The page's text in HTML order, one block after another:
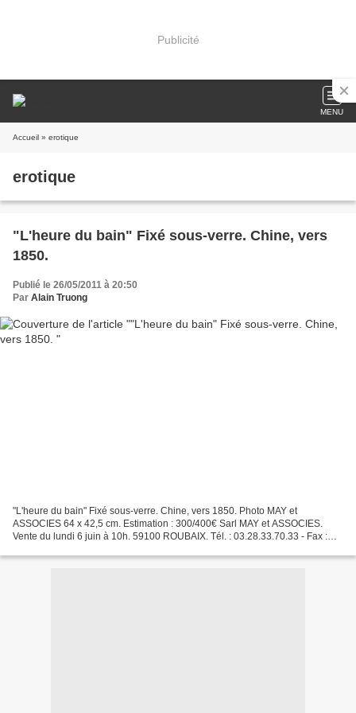
Publicité
MENU
Accueil » erotique
erotique
"L'heure du bain" Fixé sous-verre. Chine, vers
1850.
Publié le 26/05/2011 à 20:50
Par Alain Truong
"L'heure du bain" Fixé sous-verre. Chine, vers 1850. Photo MAY et
ASSOCIES 64 x 42,5 cm. Estimation : 300/400€ Sarl MAY et ASSOCIES.
Vente du lundi 6 juin à 10h. 59100 ROUBAIX. Tél. : 03.28.33.70.33 - Fax :